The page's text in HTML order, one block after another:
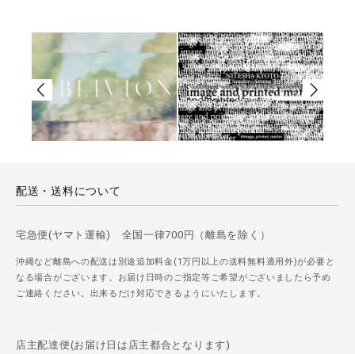
配送・送料について
宅急便(ヤマト運輸) 全国一律700円（離島を除く）
沖縄など離島への配送は別途追加料金(1万円以上の送料無料適用外)が必要と
なる場合がございます。お届け日時のご指定等ご希望がございましたら予め
ご連絡ください。出来るだけ対応できるようにいたします。
店主配達便(お届け日は店主都合となります)